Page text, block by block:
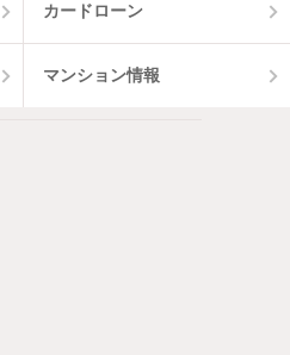
カードローン
マンション情報